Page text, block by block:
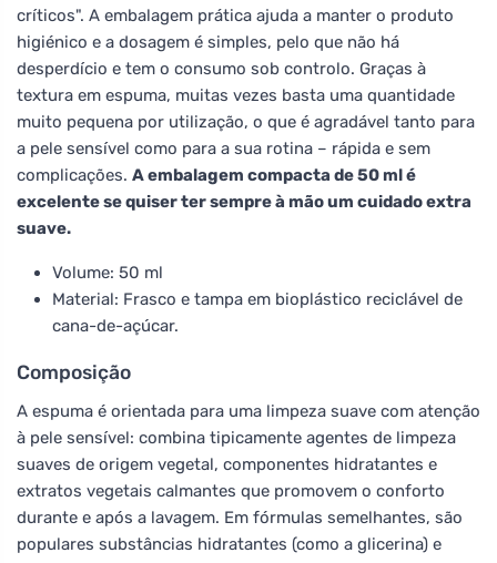
críticos". A embalagem prática ajuda a manter o produto
higiénico e a dosagem é simples, pelo que não há
desperdício e tem o consumo sob controlo. Graças à
textura em espuma, muitas vezes basta uma quantidade
muito pequena por utilização, o que é agradável tanto para
a pele sensível como para a sua rotina – rápida e sem
complicações. A embalagem compacta de 50 ml é
excelente se quiser ter sempre à mão um cuidado extra
suave.
Volume: 50 ml
Material: Frasco e tampa em bioplástico reciclável de
cana-de-açúcar.
Composição
A espuma é orientada para uma limpeza suave com atenção
à pele sensível: combina tipicamente agentes de limpeza
suaves de origem vegetal, componentes hidratantes e
extratos vegetais calmantes que promovem o conforto
durante e após a lavagem. Em fórmulas semelhantes, são
populares substâncias hidratantes (como a glicerina) e